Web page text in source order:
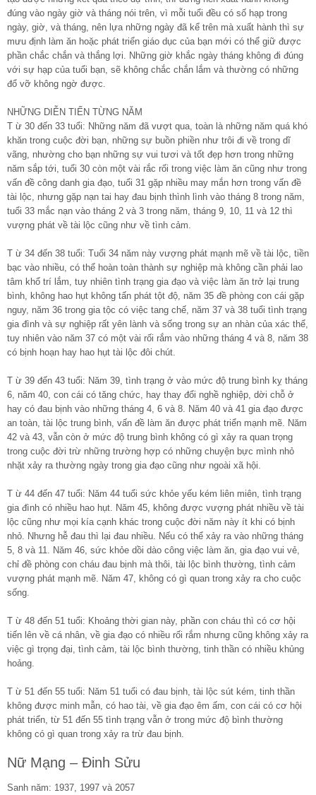
đúng vào ngày giờ và tháng nói trên, vì mỗi tuổi đều có số hạp trong
ngày, giờ, và tháng, nên lựa những ngày đã kể trên mà xuất hành thì sự
mưu định làm ăn hoặc phát triển giáo dục của bạn mới có thể giữ được
phần chắc chắn và thắng lợi. Những giờ khắc ngày tháng không đi đúng
với sự hạp của tuổi bạn, sẽ không chắc chắn lắm và thường có những
đổ vỡ không ngờ được.
NHỮNG DIỄN TIẾN TỪNG NĂM
T ừ 30 đến 33 tuổi: Những năm đã vượt qua, toàn là những năm quá khó
khăn trong cuộc đời bạn, những sự buồn phiền như trôi đi về trong dĩ
vãng, nhường cho bạn những sự vui tươi và tốt đẹp hơn trong những
năm sắp tới, tuổi 30 còn một vài rắc rối trong việc làm ăn cũng như trong
vấn đề công danh gia đạo, tuổi 31 gặp nhiều may mắn hơn trong vấn đề
tài lộc, nhưng gặp nạn tai hay đau bịnh thình lình vào tháng 8 trong năm,
tuổi 33 mắc nạn vào tháng 2 và 3 trong năm, tháng 9, 10, 11 và 12 thì
vượng phát về tài lộc cũng như về tình cảm.
T ừ 34 đến 38 tuổi: Tuổi 34 năm này vượng phát mạnh mẽ về tài lộc, tiền
bạc vào nhiều, có thể hoàn toàn thành sự nghiệp mà không cần phải lao
tâm khổ trí lắm, tuy nhiên tình trạng gia đạo và việc làm ăn trở lại trung
bình, không hao hụt không tấn phát tột độ, năm 35 đề phòng con cái gặp
nguy, năm 36 trong gia tộc có việc tang chế, năm 37 và 38 tuổi tình trạng
gia đình và sự nghiệp rất yên lành và sống trong sự an nhàn của xác thể,
tuy nhiên vào năm 37 có một vài rối rắm vào những tháng 4 và 8, năm 38
có bịnh hoạn hay hao hụt tài lộc đôi chút.
T ừ 39 đến 43 tuổi: Năm 39, tình trạng ở vào mức độ trung bình kỵ tháng
6, năm 40, con cái có tăng chức, hay thay đổi nghề nghiệp, dời chỗ ở
hay có đau bịnh vào những tháng 4, 6 và 8. Năm 40 và 41 gia đạo được
an toàn, tài lộc trung bình, vấn đề làm ăn được phát triển mạnh mẽ. Năm
42 và 43, vẫn còn ở mức độ trung bình không có gì xảy ra quan trọng
trong cuộc đời trừ những trường hợp có những chuyện bực mình nhỏ
nhặt xảy ra thường ngày trong gia đạo cũng như ngoài xã hội.
T ừ 44 đến 47 tuổi: Năm 44 tuổi sức khỏe yếu kém liên miên, tình trạng
gia đình có nhiều hao hụt. Năm 45, không được vượng phát nhiều về tài
lộc cũng như mọi kía cạnh khác trong cuộc đời năm này ít khi có bịnh
nhỏ. Nhưng hễ đau thì lại đau nhiều. Nếu có thể xảy ra vào những tháng
5, 8 và 11. Năm 46, sức khỏe dồi dào công việc làm ăn, gia đạo vui vẻ,
chỉ đề phòng con cháu đau bịnh mà thôi, tài lộc bình thường, tình cảm
vượng phát mạnh mẽ. Năm 47, không có gì quan trong xảy ra cho cuộc
sống.
T ừ 48 đến 51 tuổi: Khoảng thời gian này, phần con cháu thì có cơ hội
tiến lên về cá nhân, về gia đạo có nhiều rối rắm nhưng cũng không xảy ra
việc gì trọng đại, tình cảm, tài lộc bình thường, tinh thần có nhiều khủng
hoảng.
T ừ 51 đến 55 tuổi: Năm 51 tuổi có đau bịnh, tài lộc sút kém, tinh thần
không được minh mẫn, có hao tài, về gia đạo êm ấm, con cái có cơ hội
phát triển, từ 51 đến 55 tình trạng vẫn ở trong mức độ bình thường
không có gì quan trong xảy ra trừ đau bịnh.
Nữ Mạng – Đinh Sửu
Sanh năm: 1937, 1997 và 2057